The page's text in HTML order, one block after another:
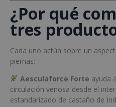
¿Por qué
tres
Cada uno actúa sobre un
piernas:
Aesculaforce Forte ayuda
circulación venosa desde el
estandarizado de castaño de